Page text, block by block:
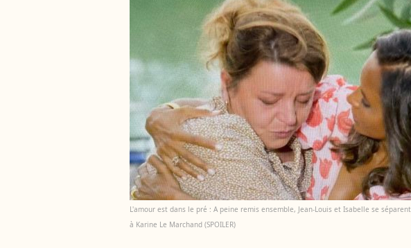
L'amour est dans le pré : A peine remis ensemble, Jean-Louis et Isabelle se
à Karine Le Marchand (SPOILER)